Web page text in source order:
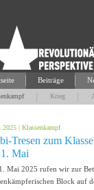
Beiträge
Krieg
| Klassenkampf
Tresen zum
Mai
Mai 2025 rufen wir zur
Block auf